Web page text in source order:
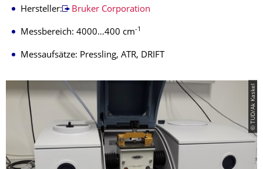
Hersteller: Bruker Corporation
Messbereich: 4000…400 cm-1
Messaufsätze: Pressling, ATR, DRIFT
© TUD/Ak Kaskel